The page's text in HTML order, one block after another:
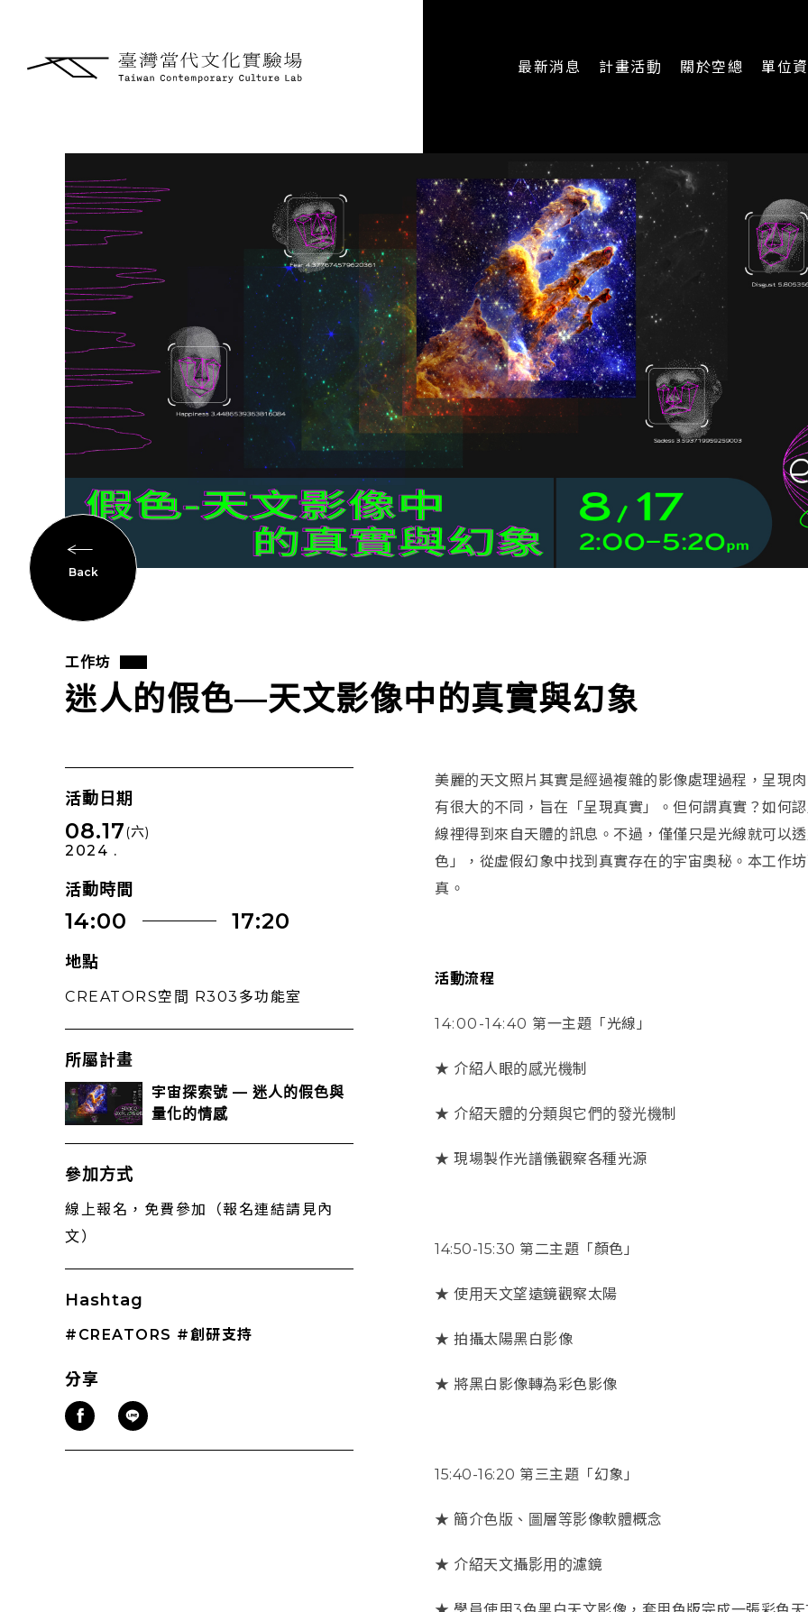
最新消息 計畫活動
CREATORS
關於空總
公開資訊
認識執行長
場地申請
加入我們
單位
Back
工作坊
迷人的假色—天文影像中的真實與幻象
活動日期
08.17(六)
2024 .
活動時間
14:00 17:20
地點
CREATORS空間 R303多功能室
所屬計畫
宇宙探索號 — 迷人的假色與
量化的情感
參加方式
線上報名，免費參加（報名連結請見內
文）
Hashtag
#CREATORS #創研支持
分享
美麗的天文照片其實是經過複雜的影像處理過程，呈現
有很大的不同，旨在「呈現真實」。但何謂真實？如何
線裡得到來自天體的訊息。不過，僅僅只是光線就可以
色」，從虛假幻象中找到真實存在的宇宙奧秘。本工作
真。
活動流程
14:00-14:40 第一主題「光線」
★ 介紹人眼的感光機制
★ 介紹天體的分類與它們的發光機制
★ 現場製作光譜儀觀察各種光源
14:50-15:30 第二主題「顏色」
★ 使用天文望遠鏡觀察太陽
★ 拍攝太陽黑白影像
★ 將黑白影像轉為彩色影像
15:40-16:20 第三主題「幻象」
★ 簡介色版、圖層等影像軟體概念
★ 介紹天文攝影用的濾鏡